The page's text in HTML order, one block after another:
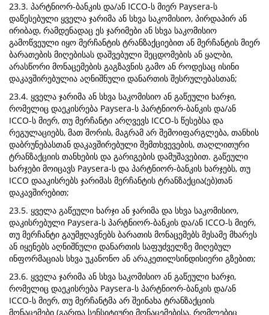
23.3. პარტნიორ-ბანკის და/ან ICCO-ს მიერ Paysera-ს
დაწესებული ყველა ჯარიმა ან სხვა საკომისიო, პირდაპირ ან
ირიბად, რამდენადაც ეს ჯარიმები ან სხვა საკომისიო
გამოწვეული იყო მერჩანტის ტრანზაქციებით ან მერჩანტის მიერ
ბარათების მიღებისას დაშვებული შეცდომების ან ყალბი,
არასწორი მონაცემების გაგზავნის გამო ან როდესაც ისინი
დაკავშირებულია აღნიშნული დანართის შესრულებასთან;
23.4. ყველა ჯარიმა ან სხვა საკომისიო ან გაწეული ხარჯი,
რომელიც დაეკისრება Paysera-ს პარტნიორ-ბანკის და/ან
ICCO-ს მიერ, თუ მერჩანტი არღვევს ICCO-ს წესებსა და
რეგულაციებს, მათ შორის, მაგრამ არ შემოიფარგლება, თანხის
დაბრუნებასთან დაკავშირებული შემთხვევების, თაღლითური
ტრანზაქციის თანხების და გარიგების დამუშავებით. გაწეული
ხარჯები მოიცავს Paysera-ს და პარტნიორ-ბანკის ხარჯებს, თუ
ICCO დააკისრებს ჯარიმას მერჩანტის ტრანზაქცია(ებ)თან
დაკავშირებით;
23.5. ყველა გაწეული ხარჯი ან ჯარიმა და სხვა საკომისიო,
დაკისრებული Paysera-ს პარტნიორ-ბანკის და/ან ICCO-ს მიერ,
თუ მერჩანტი გაუმჟღავნებს ბარათის მონაცემებს მესამე მხარეს
ან იყენებს აღნიშნული დანართის საფუძველზე მიღებულ
ინფორმაციას სხვა უკანონო ან არაკეთილსინდისიერი გზებით;
23.6. ყველა ჯარიმა ან სხვა საკომისიო ან გაწეული ხარჯი,
რომელიც დაეკისრება Paysera-ს პარტნიორ-ბანკის და/ან
ICCO-ს მიერ, თუ მერჩანტმა არ შეინახა ტრანზაქციის
მონაცემები (გარდა სენსიტიური მონაცემებისა, რომლებიც